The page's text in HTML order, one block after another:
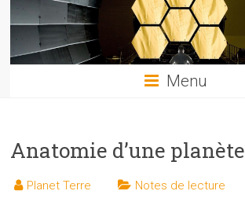
l'avancement
des
sciences
les
et
Menu
Anatomie d’une planète
Planet Terre Notes de lecture